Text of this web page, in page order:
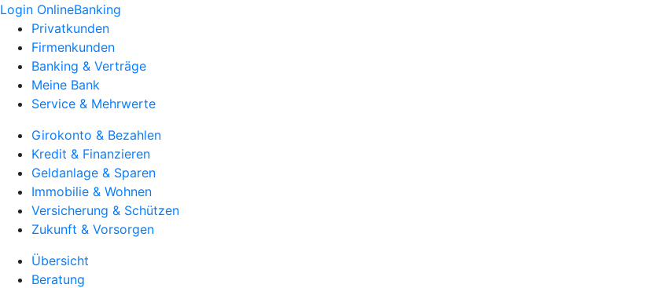
Login OnlineBanking
Privatkunden
Firmenkunden
Banking & Verträge
Meine Bank
Service & Mehrwerte
Girokonto & Bezahlen
Kredit & Finanzieren
Geldanlage & Sparen
Immobilie & Wohnen
Versicherung & Schützen
Zukunft & Vorsorgen
Übersicht
Beratung